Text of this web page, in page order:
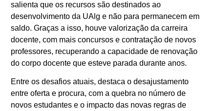
salienta que os recursos são destinados ao
desenvolvimento da UAlg e não para permanecem em
saldo. Graças a isso, houve valorização da carreira
docente, com mais concursos e contratação de novos
professores, recuperando a capacidade de renovação
do corpo docente que esteve parada durante anos.
Entre os desafios atuais, destaca o desajustamento
entre oferta e procura, com a quebra no número de
novos estudantes e o impacto das novas regras de